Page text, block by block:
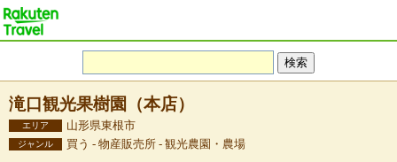
滝口観光果樹園（本店）
エリア 山形県東根市
ジャンル 買う - 物産販売所 - 観光農園・農場